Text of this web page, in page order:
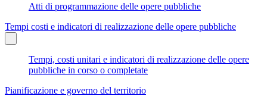
Atti di programmazione delle opere pubbliche
Tempi costi e indicatori di realizzazione delle opere pubbliche
Tempi, costi unitari e indicatori di realizzazione delle opere
pubbliche in corso o completate
Pianificazione e governo del territorio